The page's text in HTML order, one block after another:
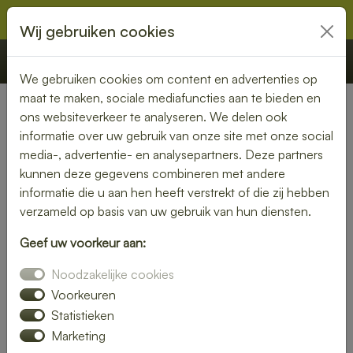
€ 0,00 Offerte Bestellen
Nederland» Rogat
Geniet van een bezorgde
lunch in Rogat – snel en
smaakvol
maakt je dag compleet. Laat je lunch bezorgen in Rogat en
kies uit een uitgebreid assortiment verse broodjes, salades
en warme gerechten.
Wij zorgen voor een snelle levering, zodat jij onbezorgd kunt
Wij gebruiken cookies
We gebruiken cookies om content en advertenties op
maat te maken, sociale mediafuncties aan te bieden en
ons websiteverkeer te analyseren. We delen ook
informatie over uw gebruik van onze site met onze social
media-, advertentie- en analysepartners. Deze partners
kunnen deze gegevens combineren met andere
informatie die u aan hen heeft verstrekt of die zij hebben
verzameld op basis van uw gebruik van hun diensten.
Geef uw voorkeur aan:
Noodzakelijke cookies
Voorkeuren
Statistieken
Marketing